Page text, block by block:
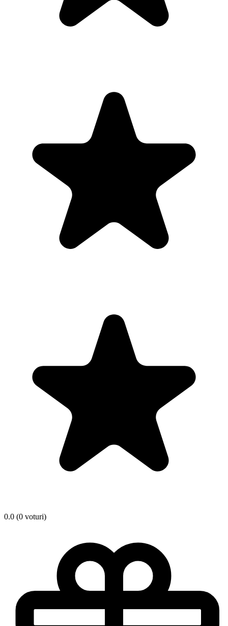
0.0 (0 voturi)